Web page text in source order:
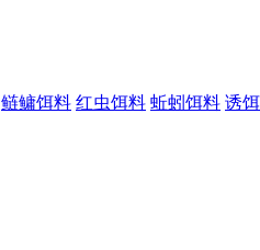
鲢鳙饵料 红虫饵料 蚯蚓饵料 诱